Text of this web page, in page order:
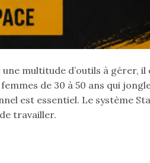
multitude d’outils à gérer, il
de 30 à 50 ans qui
est essentiel. Le système
travailler.